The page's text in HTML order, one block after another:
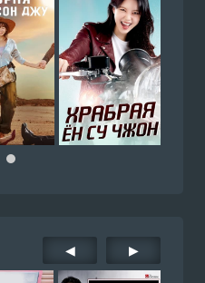
◀ ▶